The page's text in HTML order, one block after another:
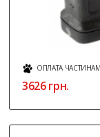
ОПЛАТА
3626грн.